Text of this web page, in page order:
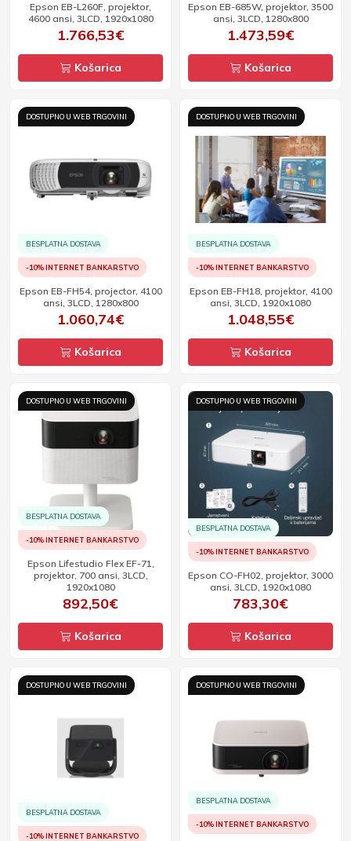
Epson EB-L260F, projektor,
4600 ansi, 3LCD, 1920x1080
1.766,53€
Košarica
Epson EB-685W, projektor, 3500
ansi, 3LCD, 1280x800
1.473,59€
Košarica
DOSTUPNO U WEB TRGOVINI
BESPLATNA DOSTAVA
-10% INTERNET BANKARSTVO
Epson EB-FH54, projector, 4100
ansi, 3LCD, 1280x800
1.060,74€
Košarica
DOSTUPNO U WEB TRGOVINI
BESPLATNA DOSTAVA
-10% INTERNET BANKARSTVO
Epson EB-FH18, projektor, 4100
ansi, 3LCD, 1920x1080
1.048,55€
Košarica
DOSTUPNO U WEB TRGOVINI
BESPLATNA DOSTAVA
-10% INTERNET BANKARSTVO
Epson Lifestudio Flex EF-71,
projektor, 700 ansi, 3LCD,
1920x1080
892,50€
Košarica
DOSTUPNO U WEB TRGOVINI
BESPLATNA DOSTAVA
-10% INTERNET BANKARSTVO
Epson CO-FH02, projektor, 3000
ansi, 3LCD, 1920x1080
783,30€
Košarica
DOSTUPNO U WEB TRGOVINI
BESPLATNA DOSTAVA
-10% INTERNET BANKARSTVO
DOSTUPNO U WEB TRGOVINI
BESPLATNA DOSTAVA
-10% INTERNET BANKARSTVO